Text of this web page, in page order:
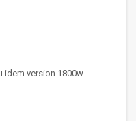
idem version 1800w